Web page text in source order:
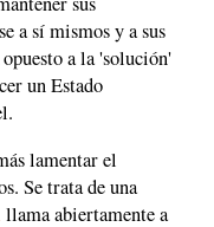
a sí mismos y a sus
opuesto a la 'solución'
un Estado
lamentar el
Se trata de una
llama abiertamente a